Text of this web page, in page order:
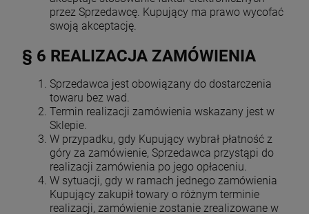
przez Sprzedawcę. Kupujący ma prawo wycofać
swoją akceptację.
§ 6 REALIZACJA ZAMÓWIENIA
Sprzedawca jest obowiązany do dostarczenia
towaru bez wad.
Termin realizacji zamówienia wskazany jest w
Sklepie.
W przypadku, gdy Kupujący wybrał płatność z
góry za zamówienie, Sprzedawca przystąpi do
realizacji zamówienia po jego opłaceniu.
W sytuacji, gdy w ramach jednego zamówienia
Kupujący zakupił towary o różnym terminie
realizacji, zamówienie zostanie zrealizowane w